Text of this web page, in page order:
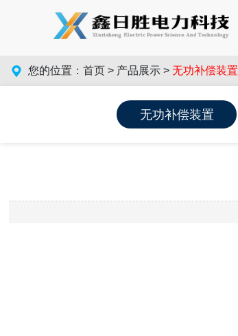
您的位置：首页 > 产品展示 >无功补偿装置
无功补偿装置